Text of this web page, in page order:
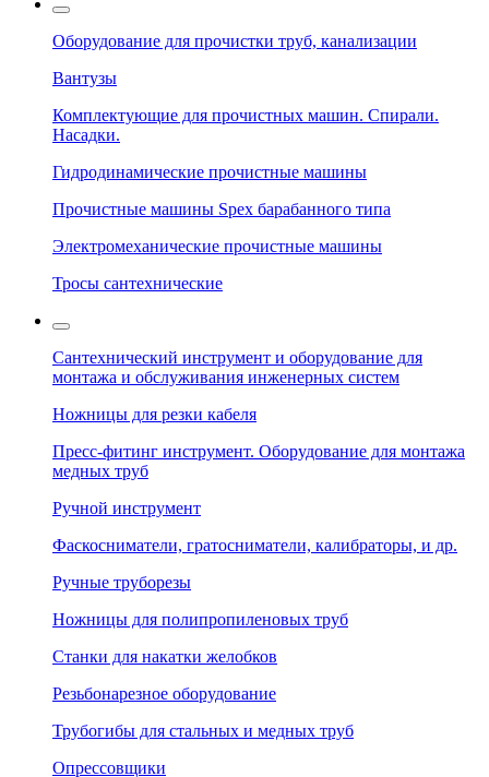
Оборудование для прочистки труб, канализации
Вантузы
Комплектующие для прочистных машин. Спирали.
Насадки.
Гидродинамические прочистные машины
Прочистные машины Spex барабанного типа
Электромеханические прочистные машины
Тросы сантехнические
Сантехнический инструмент и оборудование для
монтажа и обслуживания инженерных систем
Ножницы для резки кабеля
Пресс-фитинг инструмент. Оборудование для монтажа
медных труб
Ручной инструмент
Фаскосниматели, гратосниматели, калибраторы, и др.
Ручные труборезы
Ножницы для полипропиленовых труб
Станки для накатки желобков
Резьбонарезное оборудование
Трубогибы для стальных и медных труб
Опрессовщики